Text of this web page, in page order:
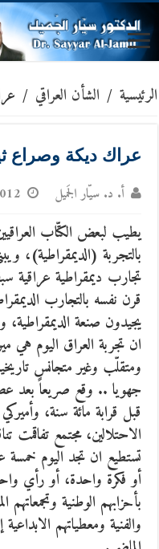
الرئيسية / الشأن العراقي /
عراك ديكة وصراع
أ. د. سيّار الجَميل
يطيب لبعض الكتّاب
بالتجربة (الديمقراطية)،
تجارب ديمقراطية عراقية
قرن نفسه بالتجارب
يجيدون صنعة الديمقراطية،
ان تجربة العراق اليوم
ومتقلّب وغير متجانس
جهويا .. وقع صريعاً بعد
قبل قرابة مائة سنة،
الاحتلالين، مجتمع تفاقمت
تستطيع ان تجد اليوم خمسة
أو فكرة واحدة، أو رأي
بأحزابهم الوطنية وتجمعاتهم
والفنية ومعطياتهم